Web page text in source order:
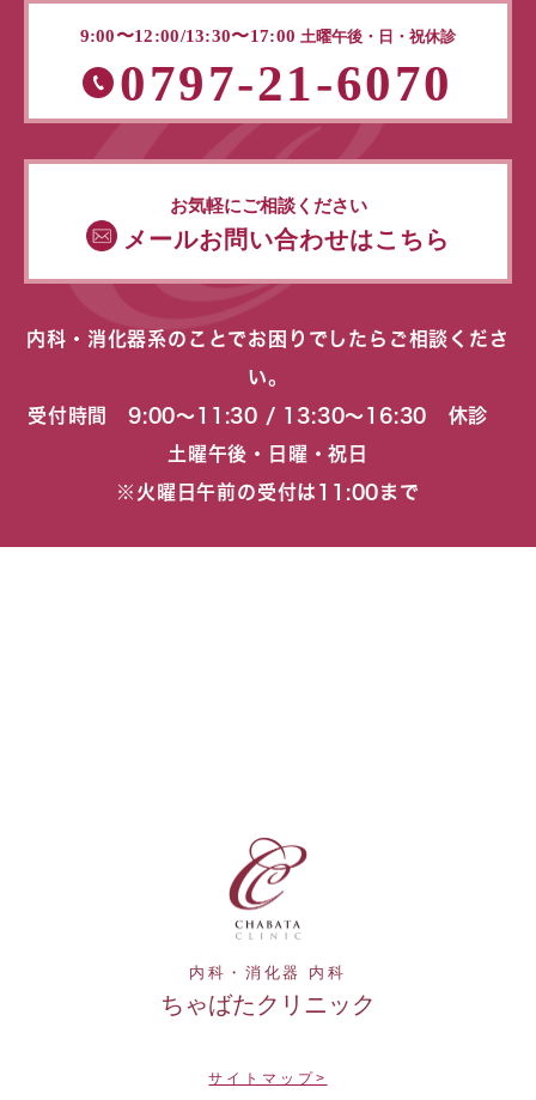
9:00〜12:00/13:30〜17:00 土曜午後・日・祝休診
0797-21-6070
お気軽にご相談ください
メールお問い合わせはこちら
内科・消化器系のことでお困りでしたらご相談くださ
い。
受付時間 9:00〜11:30 / 13:30〜16:30 休診
土曜午後・日曜・祝日
※火曜日午前の受付は11:00まで
内科・消化器 内科
ちゃばたクリニック
サイトマップ>